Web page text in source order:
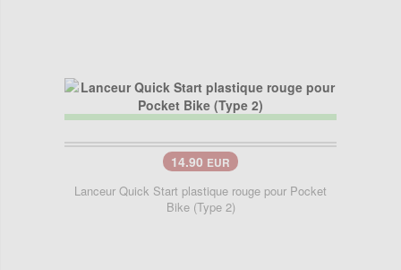
14.90 EUR
Lanceur Quick Start plastique rouge pour Pocket
Bike (Type 2)